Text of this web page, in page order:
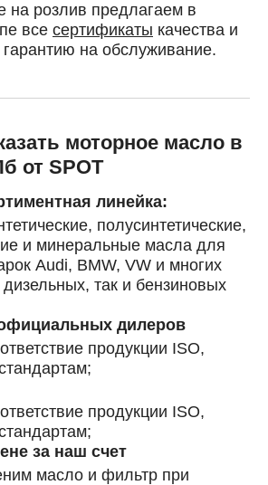
на розлив предлагаем в
все сертификаты качества и
на обслуживание.
моторное масло в
от SPOT
линейка:
полусинтетические,
и минеральные масла для
Audi, BMW, VW и многих
так и бензиновых
дилеров
продукции ISO,
продукции ISO,
за наш счет
масло и фильтр при